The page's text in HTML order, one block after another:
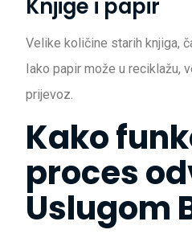
Knjige i papir
Velike količine starih knjiga,
Iako papir može u reciklažu,
prijevoz.
Kako
proces
Uslugom